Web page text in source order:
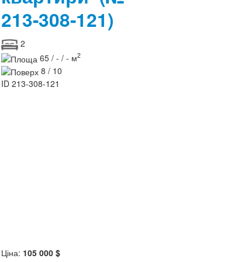
213-308-121)
2
65 / - / - м2
8 / 10
ID 213-308-121
Ціна: 105 000 $